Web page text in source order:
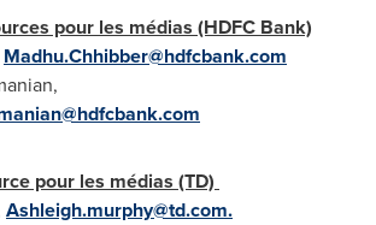
pour les médias (HDFC Bank)
Madhu.Chhibber@hdfcbank.com
pour les médias (TD)
Ashleigh.murphy@td.com.